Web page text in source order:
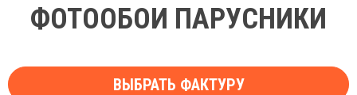
ФОТООБОИ ПАРУСНИКИ
ВЫБРАТЬ ФАКТУРУ